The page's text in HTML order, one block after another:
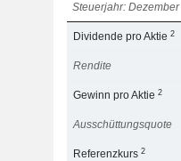
Steuerjahr: Dezember
Dividende pro Aktie2
Rendite
Gewinn pro Aktie2
Ausschüttungsquote
Referenzkurs2